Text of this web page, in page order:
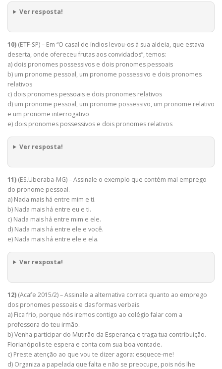
Ver resposta!
10) (ETF-SP) – Em “O casal de índios levou-os à sua aldeia, que estava
deserta, onde ofereceu frutas aos convidados”, temos:
a) dois pronomes possessivos e dois pronomes pessoais
b) um pronome pessoal, um pronome possessivo e dois pronomes
relativos
c) dois pronomes pessoais e dois pronomes relativos
d) um pronome pessoal, um pronome possessivo, um pronome relativo
e um pronome interrogativo
e) dois pronomes possessivos e dois pronomes relativos
Ver resposta!
11) (ES.Uberaba-MG) – Assinale o exemplo que contém mal emprego
do pronome pessoal.
a) Nada mais há entre mim e ti.
b) Nada mais há entre eu e ti.
c) Nada mais há entre mim e ele.
d) Nada mais há entre ele e você.
e) Nada mais há entre ele e ela.
Ver resposta!
12) (Acafe 2015/2) – Assinale a alternativa correta quanto ao emprego
dos pronomes pessoais e das formas verbais.
a) Fica frio, porque nós iremos contigo ao colégio falar com a
professora do teu irmão.
b) Venha participar do Mutirão da Esperança e traga tua contribuição.
Florianópolis te espera e conta com sua boa vontade.
c) Preste atenção ao que vou te dizer agora: esquece-me!
d) Organiza a papelada que falta e não se preocupe, pois nós lhe